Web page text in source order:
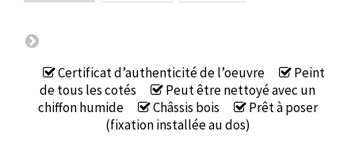
Certificat d’authenticité de l’oeuvre
Peint
de tous les cotés
Peut être nettoyé avec un
chiffon humide
Châssis bois
Prêt à poser
(fixation installée au dos)